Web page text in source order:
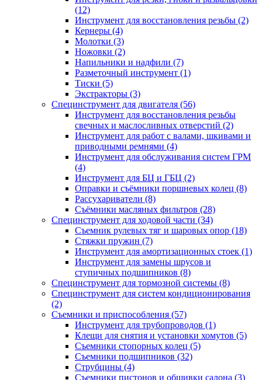
(12)
Инструмент для восстановления резьбы (2)
Кернеры (4)
Молотки (3)
Ножовки (2)
Напильники и надфили (7)
Разметочный инструмент (1)
Тиски (5)
Экстракторы (3)
Специнструмент для двигателя (56)
Инструмент для восстановления резьбы
свечных и маслосливных отверстий (2)
Инструмент для работ с валами, шкивами и
приводными ремнями (4)
Инструмент для обслуживания систем ГРМ
(4)
Инструмент для БЦ и ГБЦ (2)
Оправки и съёмники поршневых колец (8)
Рассухариватели (8)
Съёмники масляных фильтров (28)
Специнструмент для ходовой части (34)
Съемник рулевых тяг и шаровых опор (18)
Стяжки пружин (7)
Инструмент для амортизационных стоек (1)
Инструмент для замены шрусов и
ступичных подшипников (8)
Специнструмент для тормозной системы (8)
Специнструмент для систем кондиционирования
(2)
Съемники и приспособления (57)
Инструмент для трубопроводов (1)
Клещи для снятия и установки хомутов (5)
Съемники стопорных колец (5)
Съемники подшипников (32)
Струбцины (4)
Съемники пистонов и обшивки салона (3)